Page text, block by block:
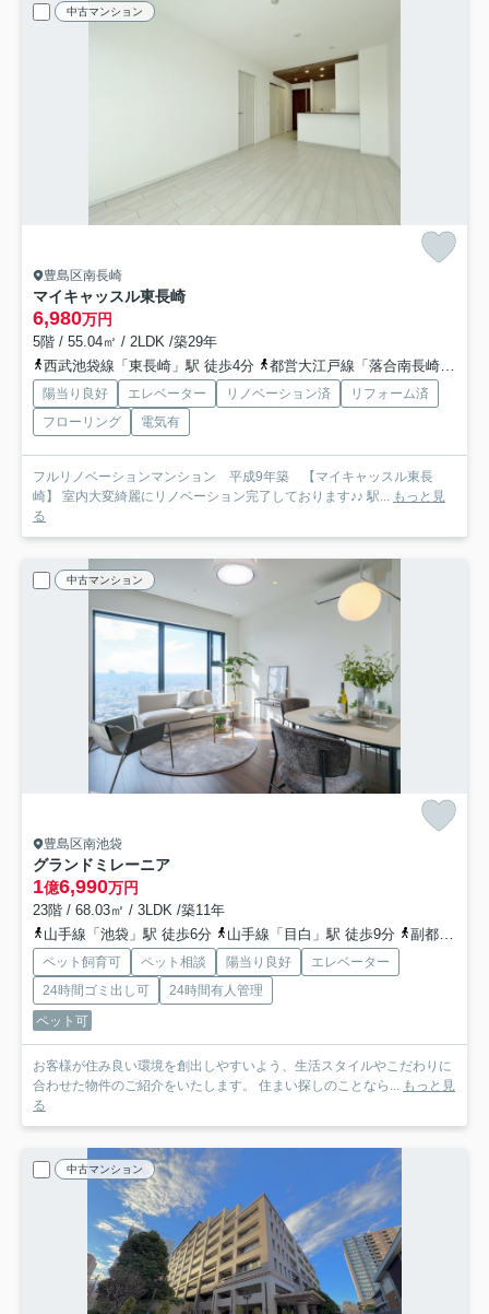
中古マンション
豊島区南長崎
マイキャッスル東長崎
6,980万円
5階 / 55.04㎡ / 2LDK /築29年
西武池袋線「東長崎」駅 徒歩4分
都営大江戸線「落合南長崎」駅 徒歩10分
陽当り良好 エレベーター リノベーション済
リフォーム済
フローリング
電気有
フルリノベーションマンション 平成9年築 【マイキャッスル東長
崎】 室内大変綺麗にリノベーション完了しております♪♪ 駅... もっと見
る
中古マンション
豊島区南池袋
グランドミレーニア
1億6,990万円
23階 / 68.03㎡ / 3LDK /築11年
山手線「池袋」駅 徒歩6分
山手線「目白」駅 徒歩9分 副都心線「雑司が谷」駅 徒歩10分
ペット飼育可 ペット相談 陽当り良好
エレベーター
24時間ゴミ出し可
24時間有人管理
ペット可
お客様が住み良い環境を創出しやすいよう、生活スタイルやこだわりに
合わせた物件のご紹介をいたします。 住まい探しのことなら... もっと見
る
中古マンション